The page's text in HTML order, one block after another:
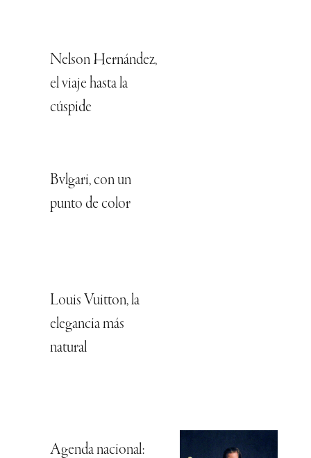
Nelson Hernández,
el viaje hasta la
cúspide
Bvlgari, con un
punto de color
Louis Vuitton, la
elegancia más
natural
Agenda nacional: